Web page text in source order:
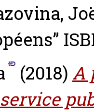
(2018) A